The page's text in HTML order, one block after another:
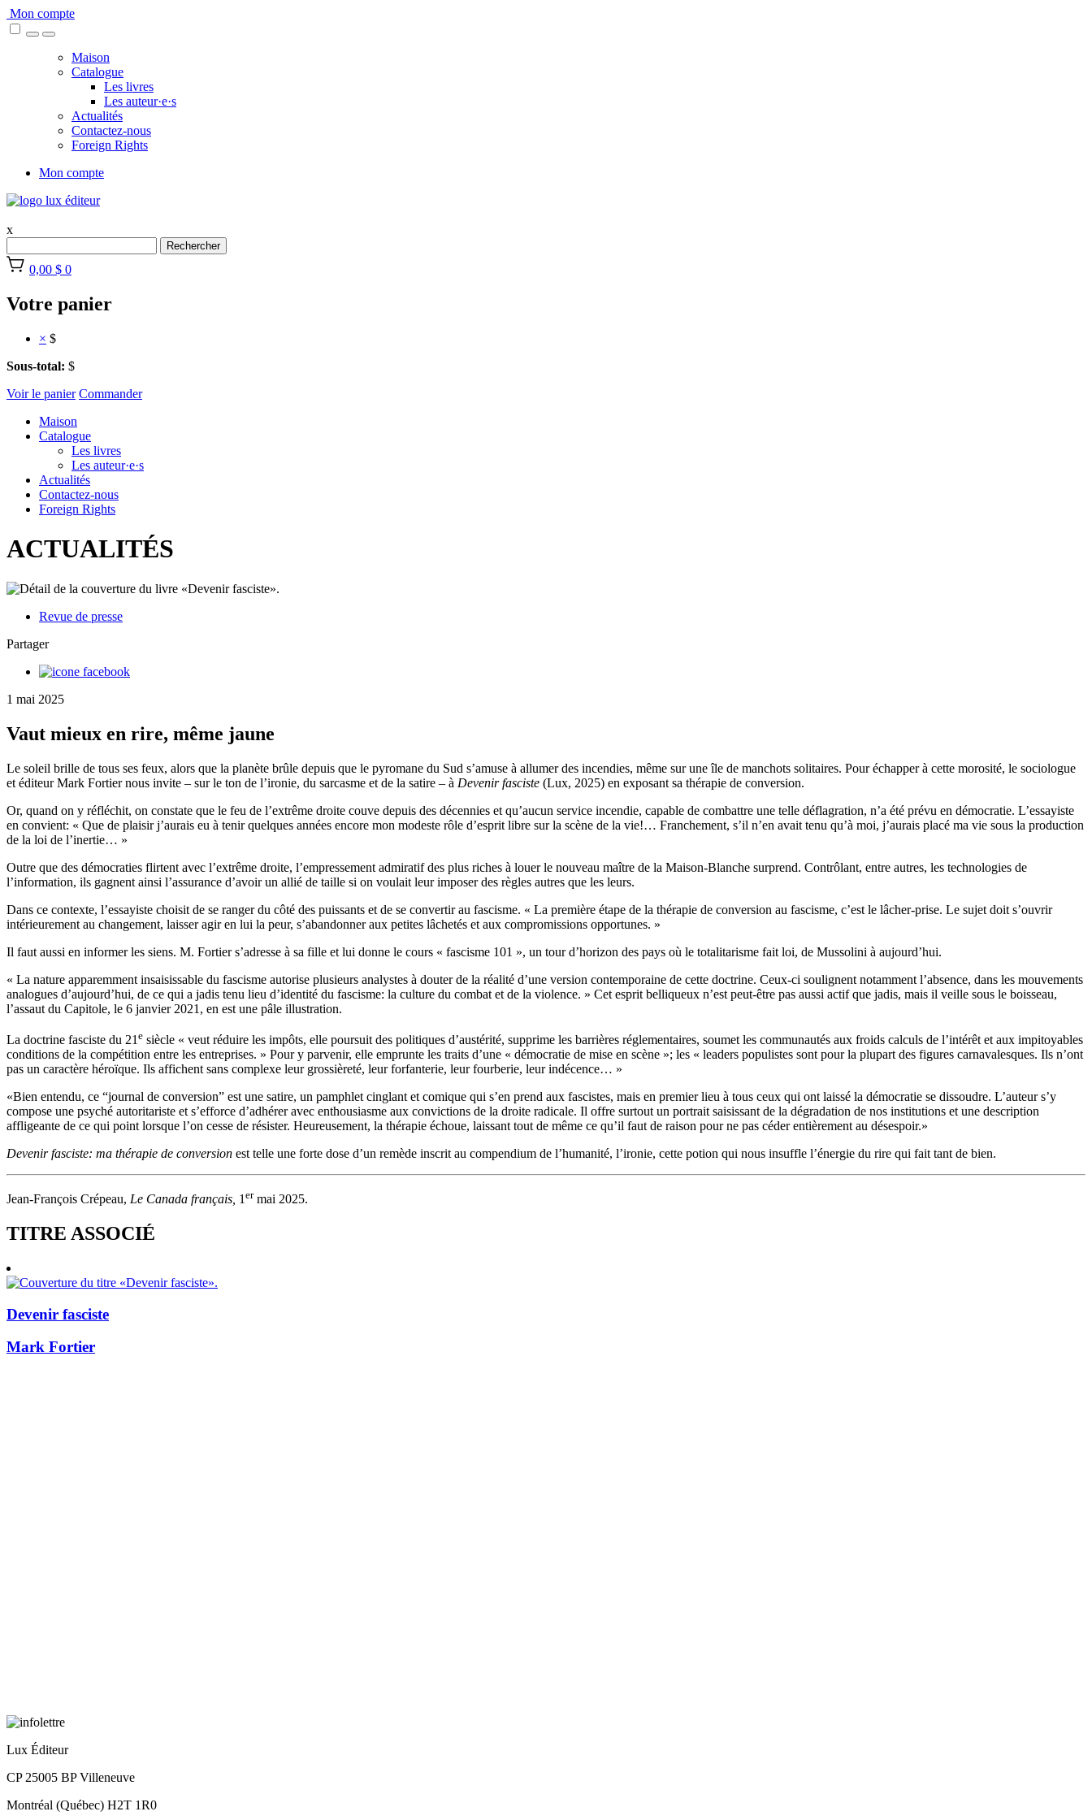
Skip
to
Mon compte
Maison
Catalogue
Les livres
Les auteur·e·s
Actualités
Contactez-nous
Foreign Rights
Mon compte
x
Rechercher
0,00 $ 0
Votre panier
× $
Sous-total: $
Voir le panier Commander
Maison
Catalogue
Les livres
Les auteur·e·s
Actualités
Contactez-nous
Foreign Rights
ACTUALITÉS
Revue de presse
Partager
1 mai 2025
Vaut mieux en rire, même jaune
Le soleil brille de tous ses feux, alors que la planète brûle depuis que le pyromane du Sud s’amuse à allumer des incendies, même sur une île de manchots solitaires. Pour échapper à cette morosité, le sociologue
et éditeur Mark Fortier nous invite – sur le ton de l’ironie, du sarcasme et de la satire – à Devenir fasciste (Lux, 2025) en exposant sa thérapie de conversion.
Or, quand on y réfléchit, on constate que le feu de l’extrême droite couve depuis des décennies et qu’aucun service incendie, capable de combattre une telle déflagration, n’a été prévu en démocratie. L’essayiste
en convient: « Que de plaisir j’aurais eu à tenir quelques années encore mon modeste rôle d’esprit libre sur la scène de la vie!… Franchement, s’il n’en avait tenu qu’à moi, j’aurais placé ma vie sous la production
de la loi de l’inertie… »
Outre que des démocraties flirtent avec l’extrême droite, l’empressement admiratif des plus riches à louer le nouveau maître de la Maison-Blanche surprend. Contrôlant, entre autres, les technologies de
l’information, ils gagnent ainsi l’assurance d’avoir un allié de taille si on voulait leur imposer des règles autres que les leurs.
Dans ce contexte, l’essayiste choisit de se ranger du côté des puissants et de se convertir au fascisme. « La première étape de la thérapie de conversion au fascisme, c’est le lâcher-prise. Le sujet doit s’ouvrir
intérieurement au changement, laisser agir en lui la peur, s’abandonner aux petites lâchetés et aux compromissions opportunes. »
Il faut aussi en informer les siens. M. Fortier s’adresse à sa fille et lui donne le cours « fascisme 101 », un tour d’horizon des pays où le totalitarisme fait loi, de Mussolini à aujourd’hui.
« La nature apparemment insaisissable du fascisme autorise plusieurs analystes à douter de la réalité d’une version contemporaine de cette doctrine. Ceux-ci soulignent notamment l’absence, dans les mouvements
analogues d’aujourd’hui, de ce qui a jadis tenu lieu d’identité du fascisme: la culture du combat et de la violence. » Cet esprit belliqueux n’est peut-être pas aussi actif que jadis, mais il veille sous le boisseau,
l’assaut du Capitole, le 6 janvier 2021, en est une pâle illustration.
La doctrine fasciste du 21 e siècle « veut réduire les impôts, elle poursuit des politiques d’austérité, supprime les barrières réglementaires, soumet les communautés aux froids calculs de l’intérêt et aux impitoyables
conditions de la compétition entre les entreprises. » Pour y parvenir, elle emprunte les traits d’une « démocratie de mise en scène »; les « leaders populistes sont pour la plupart des figures carnavalesques. Ils n’ont
pas un caractère héroïque. Ils affichent sans complexe leur grossièreté, leur forfanterie, leur fourberie, leur indécence… »
«Bien entendu, ce “journal de conversion” est une satire, un pamphlet cinglant et comique qui s’en prend aux fascistes, mais en premier lieu à tous ceux qui ont laissé la démocratie se dissoudre. L’auteur s’y
compose une psyché autoritariste et s’efforce d’adhérer avec enthousiasme aux convictions de la droite radicale. Il offre surtout un portrait saisissant de la dégradation de nos institutions et une description
affligeante de ce qui point lorsque l’on cesse de résister. Heureusement, la thérapie échoue, laissant tout de même ce qu’il faut de raison pour ne pas céder entièrement au désespoir.»
Devenir fasciste: ma thérapie de conversion est telle une forte dose d’un remède inscrit au compendium de l’humanité, l’ironie, cette potion qui nous insuffle l’énergie du rire qui fait tant de bien.
Jean-François Crépeau, Le Canada français, 1 ermai 2025.
TITRE ASSOCIÉ
Devenir fasciste
Mark Fortier
Lux Éditeur
CP 25005 BP Villeneuve
Montréal (Québec) H2T 1R0